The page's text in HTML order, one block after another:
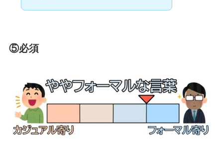
⑤必須